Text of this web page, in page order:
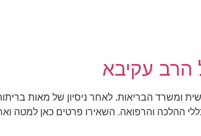
הרב עקיבא
ומשרד הבריאות. לאחר ניסיון של מאות
ההלכה והרפואה. השאירו פרטים כאן למטה